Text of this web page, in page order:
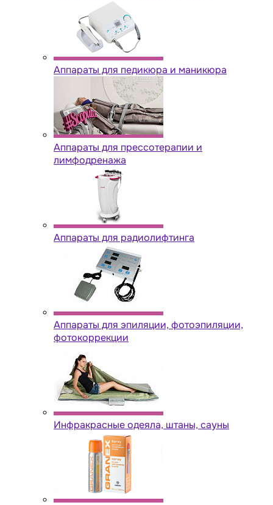
Аппараты для педикюра и маникюра
Аппараты для прессотерапии и
лимфодренажа
Аппараты для радиолифтинга
Аппараты для эпиляции, фотоэпиляции,
фотокоррекции
Инфракрасные одеяла, штаны, сауны